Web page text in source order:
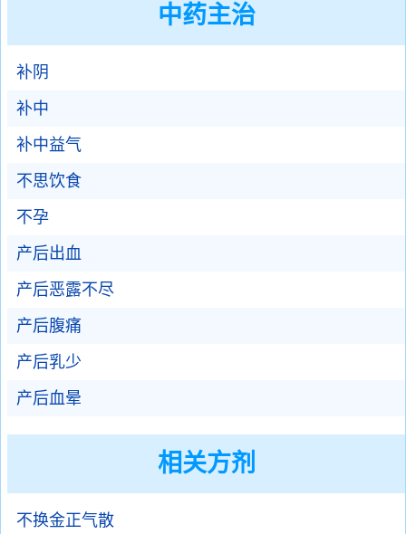
中药主治
补阴
补中
补中益气
不思饮食
不孕
产后出血
产后恶露不尽
产后腹痛
产后乳少
产后血晕
相关方剂
不换金正气散